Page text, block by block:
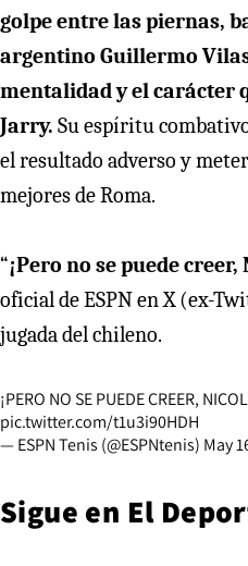
golpe entre las piernas,
argentino Guillermo
mentalidad y el carácter
Jarry. Su espíritu
el resultado adverso y
mejores de Roma.
“¡Pero no se puede creer,
oficial de ESPN en X (ex-
jugada del chileno.
¡PERO NO SE PUEDE CREER,
pic.twitter.com/t1u3i90HDH
— ESPN Tenis (@ESPNtenis) May
Sigue en El